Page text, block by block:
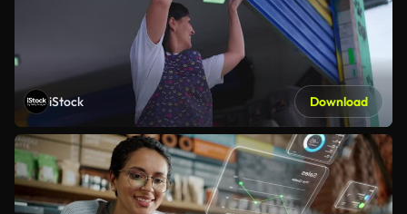
iStock Download